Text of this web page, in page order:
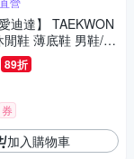
迪達】 TAEKWON
閒鞋 薄底鞋 男鞋/女
JQ4774
89折
券
加入購物車